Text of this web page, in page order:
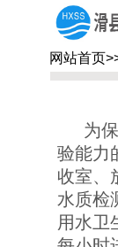
网站首页
为保
验能力
收室、
水质检
用水卫